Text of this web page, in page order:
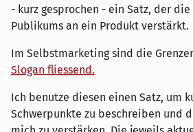
- kurz gesprochen - ein Satz, der
Publikums an ein Produkt verstärkt.
Im Selbstmarketing sind die
Slogan fliessend.
Ich benutze diesen einen Satz, um
Schwerpunkte zu beschreiben und